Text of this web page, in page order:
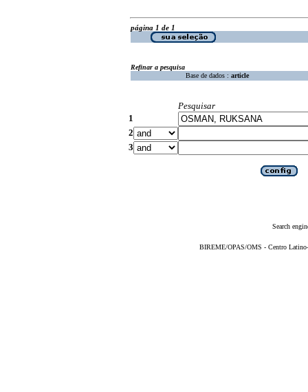
página 1 de 1
Refinar a pesquisa
Base de dados : article
Pesquisar
1
2
3
Search
BIREME/OPAS/OMS - Centro Latino-